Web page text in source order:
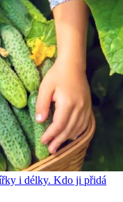
i délky. Kdo ji přidá